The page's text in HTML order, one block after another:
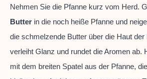
Nehmen Sie die Pfanne kurz vom Herd.
Butter in die noch heiße Pfanne und
die schmelzende Butter über die Haut
verleiht Glanz und rundet die Aromen ab.
mit dem breiten Spatel aus der Pfanne,